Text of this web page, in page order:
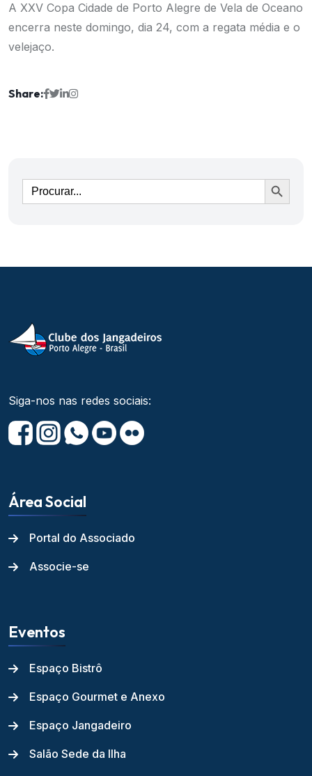
A XXV Copa Cidade de Porto Alegre de Vela de Oceano
encerra neste domingo, dia 24, com a regata média e o
velejaço.
Share:
Ir
Siga-nos nas redes sociais:
Área Social
Portal do Associado
Associe-se
Eventos
Espaço Bistrô
Espaço Gourmet e Anexo
Espaço Jangadeiro
Salão Sede da Ilha